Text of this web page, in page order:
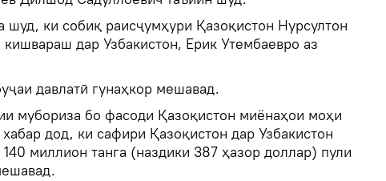
шуд, ки собиқ раисҷумҳури Қазоқистон Нурсултон
дар Узбакистон, Ерик Утембаевро аз
давлатӣ гунаҳкор мешавад.
мубориза бо фасоди Қазоқистон миёнаҳои моҳи
дод, ки сафири Қазоқистон дар Узбакистон
миллион танга (наздики 387 ҳазор доллар) пули